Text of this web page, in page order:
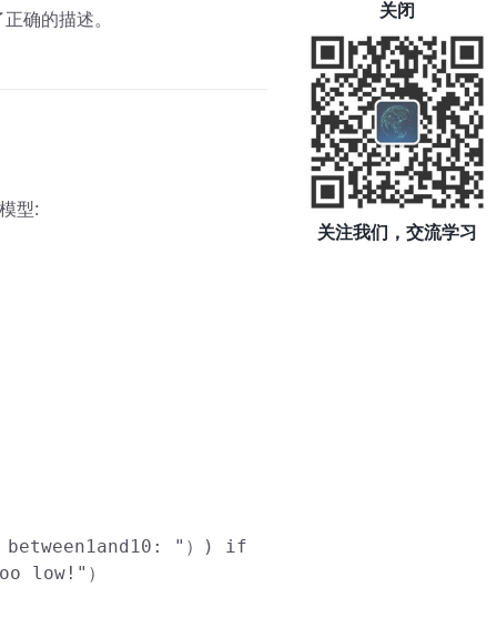
确的描述。
型:
"）)
if
low!"）
关闭
关注我们，交流学习